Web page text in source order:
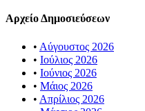
Αρχείο Δημοσιεύσεων
• Αύγουστος 2026
• Ιούλιος 2026
• Ιούνιος 2026
• Μάιος 2026
• Απρίλιος 2026